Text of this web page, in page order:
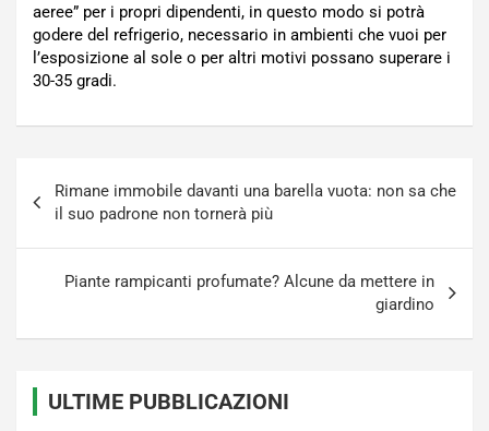
aeree” per i propri dipendenti, in questo modo si potrà
godere del refrigerio, necessario in ambienti che vuoi per
l’esposizione al sole o per altri motivi possano superare i
30-35 gradi.
articoli
Rimane immobile davanti una barella vuota: non sa che
il suo padrone non tornerà più
Piante rampicanti profumate? Alcune da mettere in
giardino
ULTIME PUBBLICAZIONI